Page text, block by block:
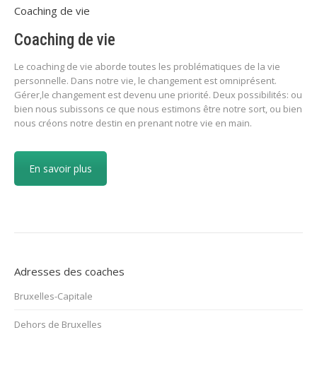
Coaching de vie
Coaching de vie
Le coaching de vie aborde toutes les problématiques de la vie
personnelle. Dans notre vie, le changement est omniprésent.
Gérer,le changement est devenu une priorité. Deux possibilités: ou
bien nous subissons ce que nous estimons être notre sort, ou bien
nous créons notre destin en prenant notre vie en main.
En savoir plus
Adresses des coaches
Bruxelles-Capitale
Dehors de Bruxelles